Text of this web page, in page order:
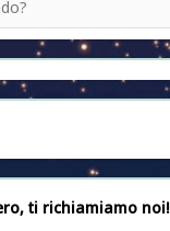
ti richiamiamo noi!